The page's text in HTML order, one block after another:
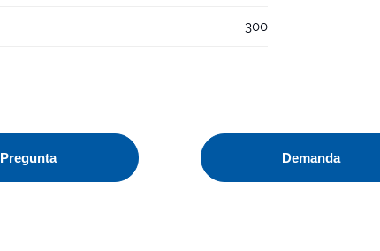
300
Pregunta Demanda